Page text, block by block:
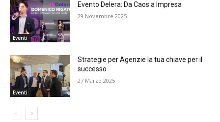
Eventi
Evento Delera: Da Caos a Impresa
29 Novembre 2025
Eventi
Strategie per Agenzie la tua chiave per il
successo
27 Marzo 2025